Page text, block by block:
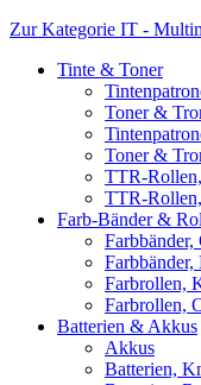
Zur Kategorie IT -
Tinte & Toner
Toner &
Toner &
TTR-
TTR-
Farb-Bänder &
Farbbänder,
Farbrollen,
Farbrollen,
Batterien & Akkus
Akkus
Batterien,